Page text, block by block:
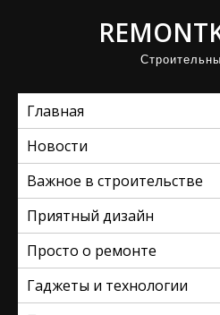
Главная
Новости
Важное в строительстве
Приятный дизайн
Просто о ремонте
Гаджеты и технологии